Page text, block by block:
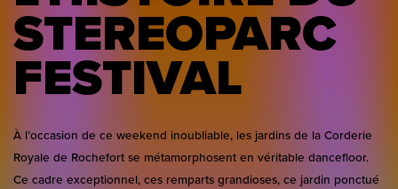
STEREOPARC
FESTIVAL
À l’occasion de ce weekend inoubliable, les jardins de la Corderie
Royale de Rochefort se métamorphosent en véritable dancefloor.
Ce cadre exceptionnel, ces remparts grandioses, ce jardin ponctué